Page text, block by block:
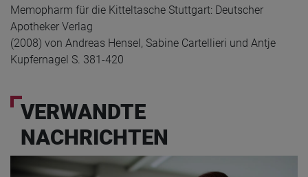
Memopharm für die Kitteltasche Stuttgart: Deutscher
Apotheker Verlag
(2008) von Andreas Hensel, Sabine Cartellieri und Antje
Kupfernagel S. 381-420
VERWANDTE
NACHRICHTEN